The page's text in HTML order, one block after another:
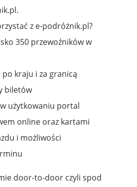
z e-podróżnik.pl?
350 przewoźników w
po kraju i za granicą
biletów
w użytkowaniu portal
online oraz kartami
i możliwości
door-to-door czyli spod